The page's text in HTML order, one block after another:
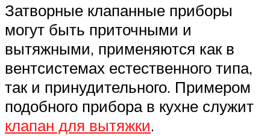
Затворные клапанные приборы
могут быть приточными и
вытяжными, применяются как в
вентсистемах естественного типа,
так и принудительного. Примером
подобного прибора в кухне служит
клапан для вытяжки.